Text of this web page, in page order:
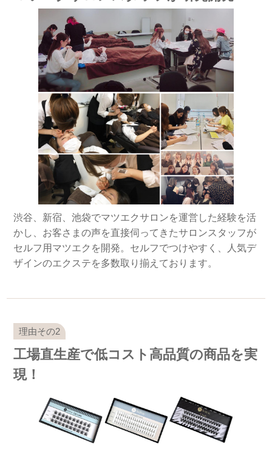
渋谷、新宿、池袋でマツエクサロンを運営した経験を活
かし、お客さまの声を直接伺ってきたサロンスタッフが
セルフ用マツエクを開発。セルフでつけやすく、人気デ
ザインのエクステを多数取り揃えております。
工場直生産で低コスト高品質の商品を実
現！